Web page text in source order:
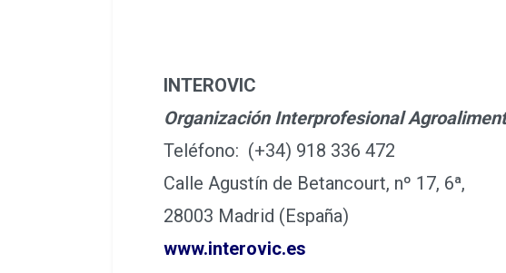
INTEROVIC
Organización Interprofesional
Teléfono: (+34) 918 336 472
Calle Agustín de Betancourt, nº 17, 6ª,
28003 Madrid (España)
www.interovic.es